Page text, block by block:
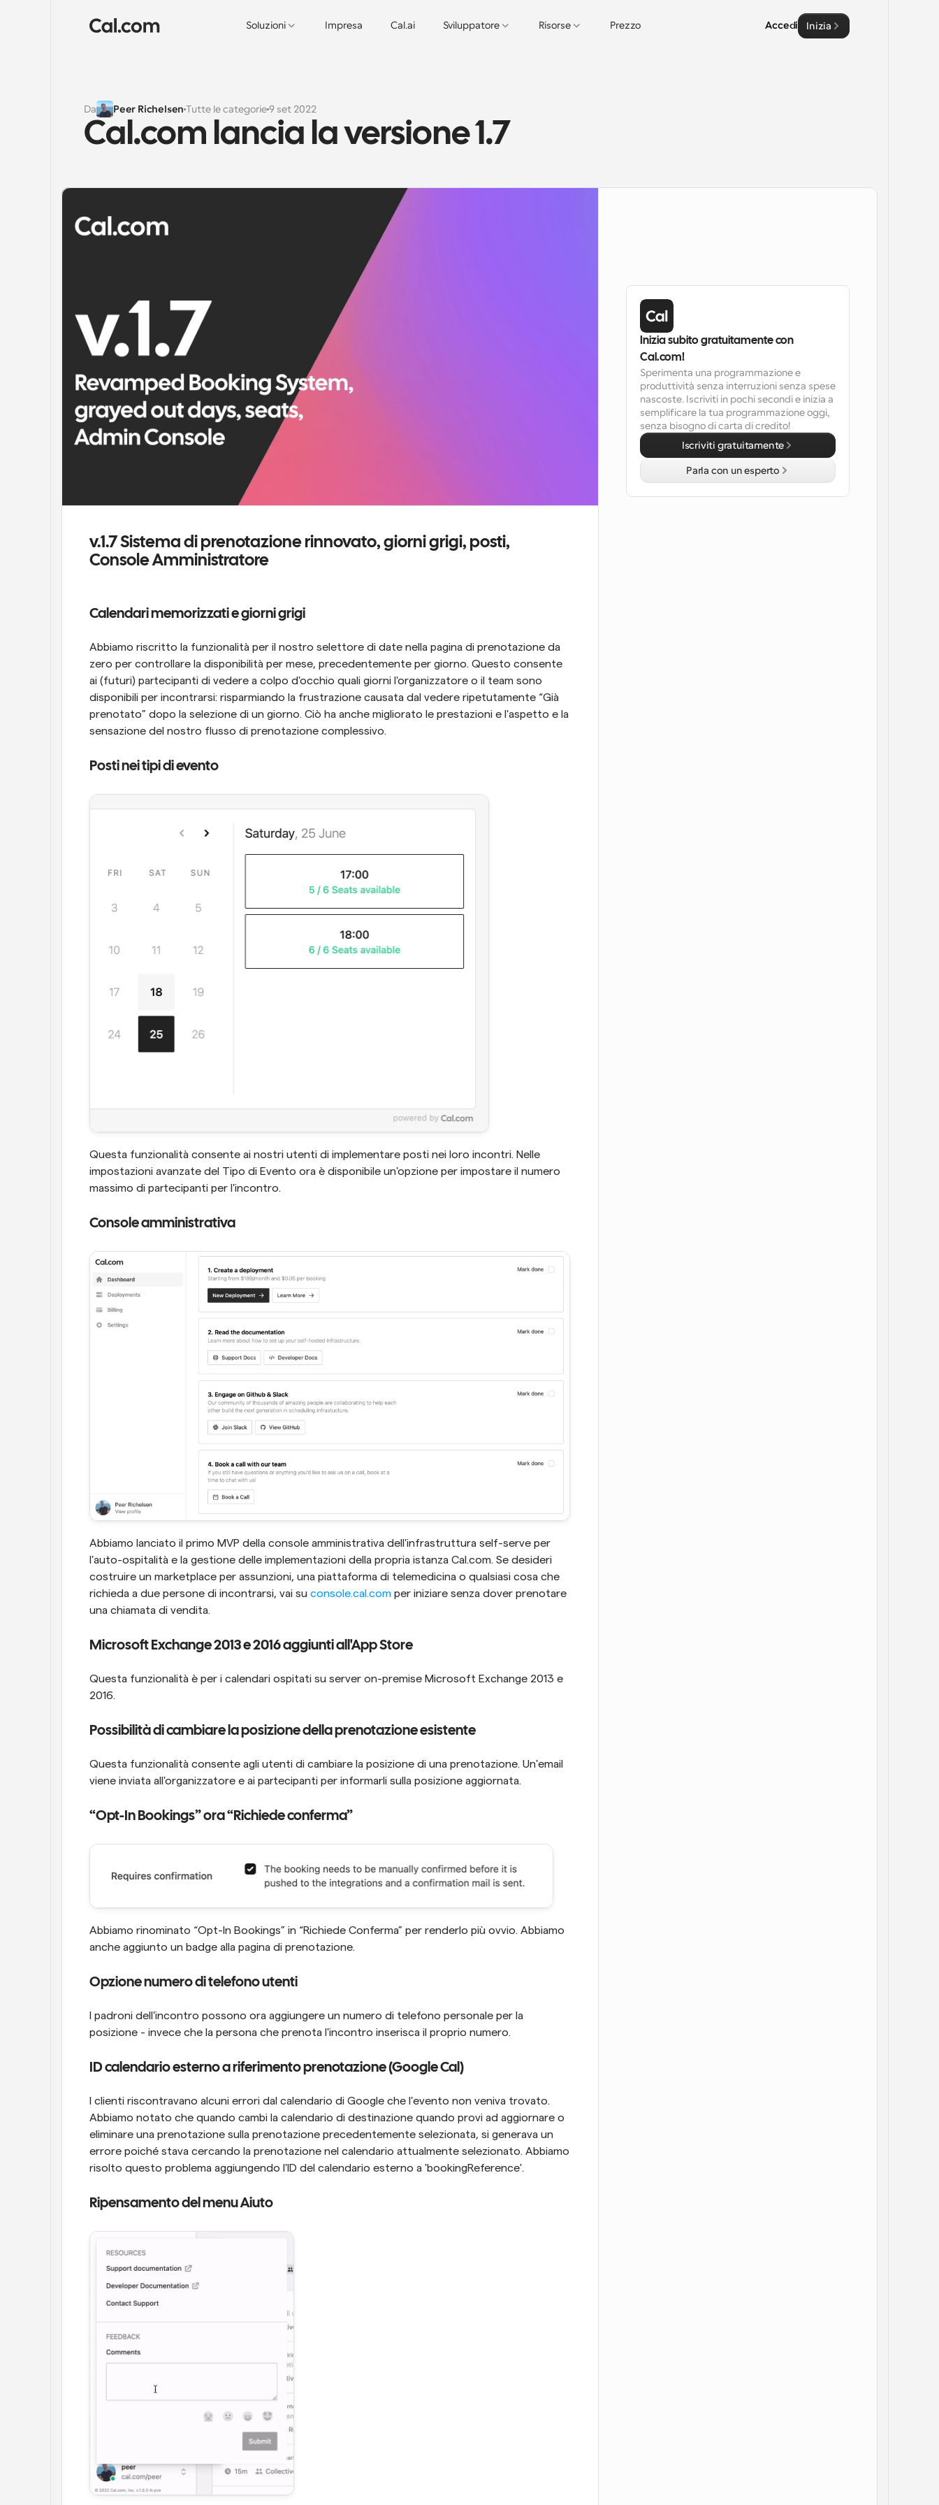
Soluzioni Impresa Cal.ai Sviluppatore Risorse Prezzo Accedi Inizia
Da Peer RichelsenTutte le categorie9 set 2022
Cal.com lancia la versione 1.7
v.1.7 Sistema di prenotazione rinnovato, giorni grigi, posti,
Console Amministratore
Calendari memorizzati e giorni grigi
Abbiamo riscritto la funzionalità per il nostro selettore di date nella pagina di prenotazione da
zero per controllare la disponibilità per mese, precedentemente per giorno. Questo consente
ai (futuri) partecipanti di vedere a colpo d'occhio quali giorni l'organizzatore o il team sono
disponibili per incontrarsi: risparmiando la frustrazione causata dal vedere ripetutamente “Già
prenotato” dopo la selezione di un giorno. Ciò ha anche migliorato le prestazioni e l'aspetto e la
sensazione del nostro flusso di prenotazione complessivo.
Posti nei tipi di evento
Questa funzionalità consente ai nostri utenti di implementare posti nei loro incontri. Nelle
impostazioni avanzate del Tipo di Evento ora è disponibile un'opzione per impostare il numero
massimo di partecipanti per l'incontro.
Console amministrativa
Abbiamo lanciato il primo MVP della console amministrativa dell'infrastruttura self-serve per
l'auto-ospitalità e la gestione delle implementazioni della propria istanza Cal.com. Se desideri
costruire un marketplace per assunzioni, una piattaforma di telemedicina o qualsiasi cosa che
richieda a due persone di incontrarsi, vai su console.cal.com per iniziare senza dover prenotare
una chiamata di vendita.
Microsoft Exchange 2013 e 2016 aggiunti all'App Store
Questa funzionalità è per i calendari ospitati su server on-premise Microsoft Exchange 2013 e
2016.
Possibilità di cambiare la posizione della prenotazione esistente
Questa funzionalità consente agli utenti di cambiare la posizione di una prenotazione. Un'email
viene inviata all'organizzatore e ai partecipanti per informarli sulla posizione aggiornata.
“Opt-In Bookings” ora “Richiede conferma”
Abbiamo rinominato “Opt-In Bookings” in “Richiede Conferma” per renderlo più ovvio. Abbiamo
anche aggiunto un badge alla pagina di prenotazione.
Opzione numero di telefono utenti
I padroni dell'incontro possono ora aggiungere un numero di telefono personale per la
posizione - invece che la persona che prenota l'incontro inserisca il proprio numero.
ID calendario esterno a riferimento prenotazione (Google Cal)
I clienti riscontravano alcuni errori dal calendario di Google che l'evento non veniva trovato.
Abbiamo notato che quando cambi la calendario di destinazione quando provi ad aggiornare o
eliminare una prenotazione sulla prenotazione precedentemente selezionata, si generava un
errore poiché stava cercando la prenotazione nel calendario attualmente selezionato. Abbiamo
risolto questo problema aggiungendo l'ID del calendario esterno a 'bookingReference'.
Ripensamento del menu Aiuto
Inizia subito gratuitamente con
Cal.com!
Sperimenta una programmazione e
produttività senza interruzioni senza spese
nascoste. Iscriviti in pochi secondi e inizia a
semplificare la tua programmazione oggi,
senza bisogno di carta di credito!
Iscriviti gratuitamente
Parla con un esperto